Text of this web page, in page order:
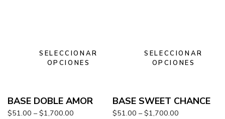
SELECCIONAR
OPCIONES
BASE DOBLE AMOR
$51.00 – $1,700.00
SELECCIONAR
OPCIONES
BASE SWEET CHANCE
$51.00 – $1,700.00